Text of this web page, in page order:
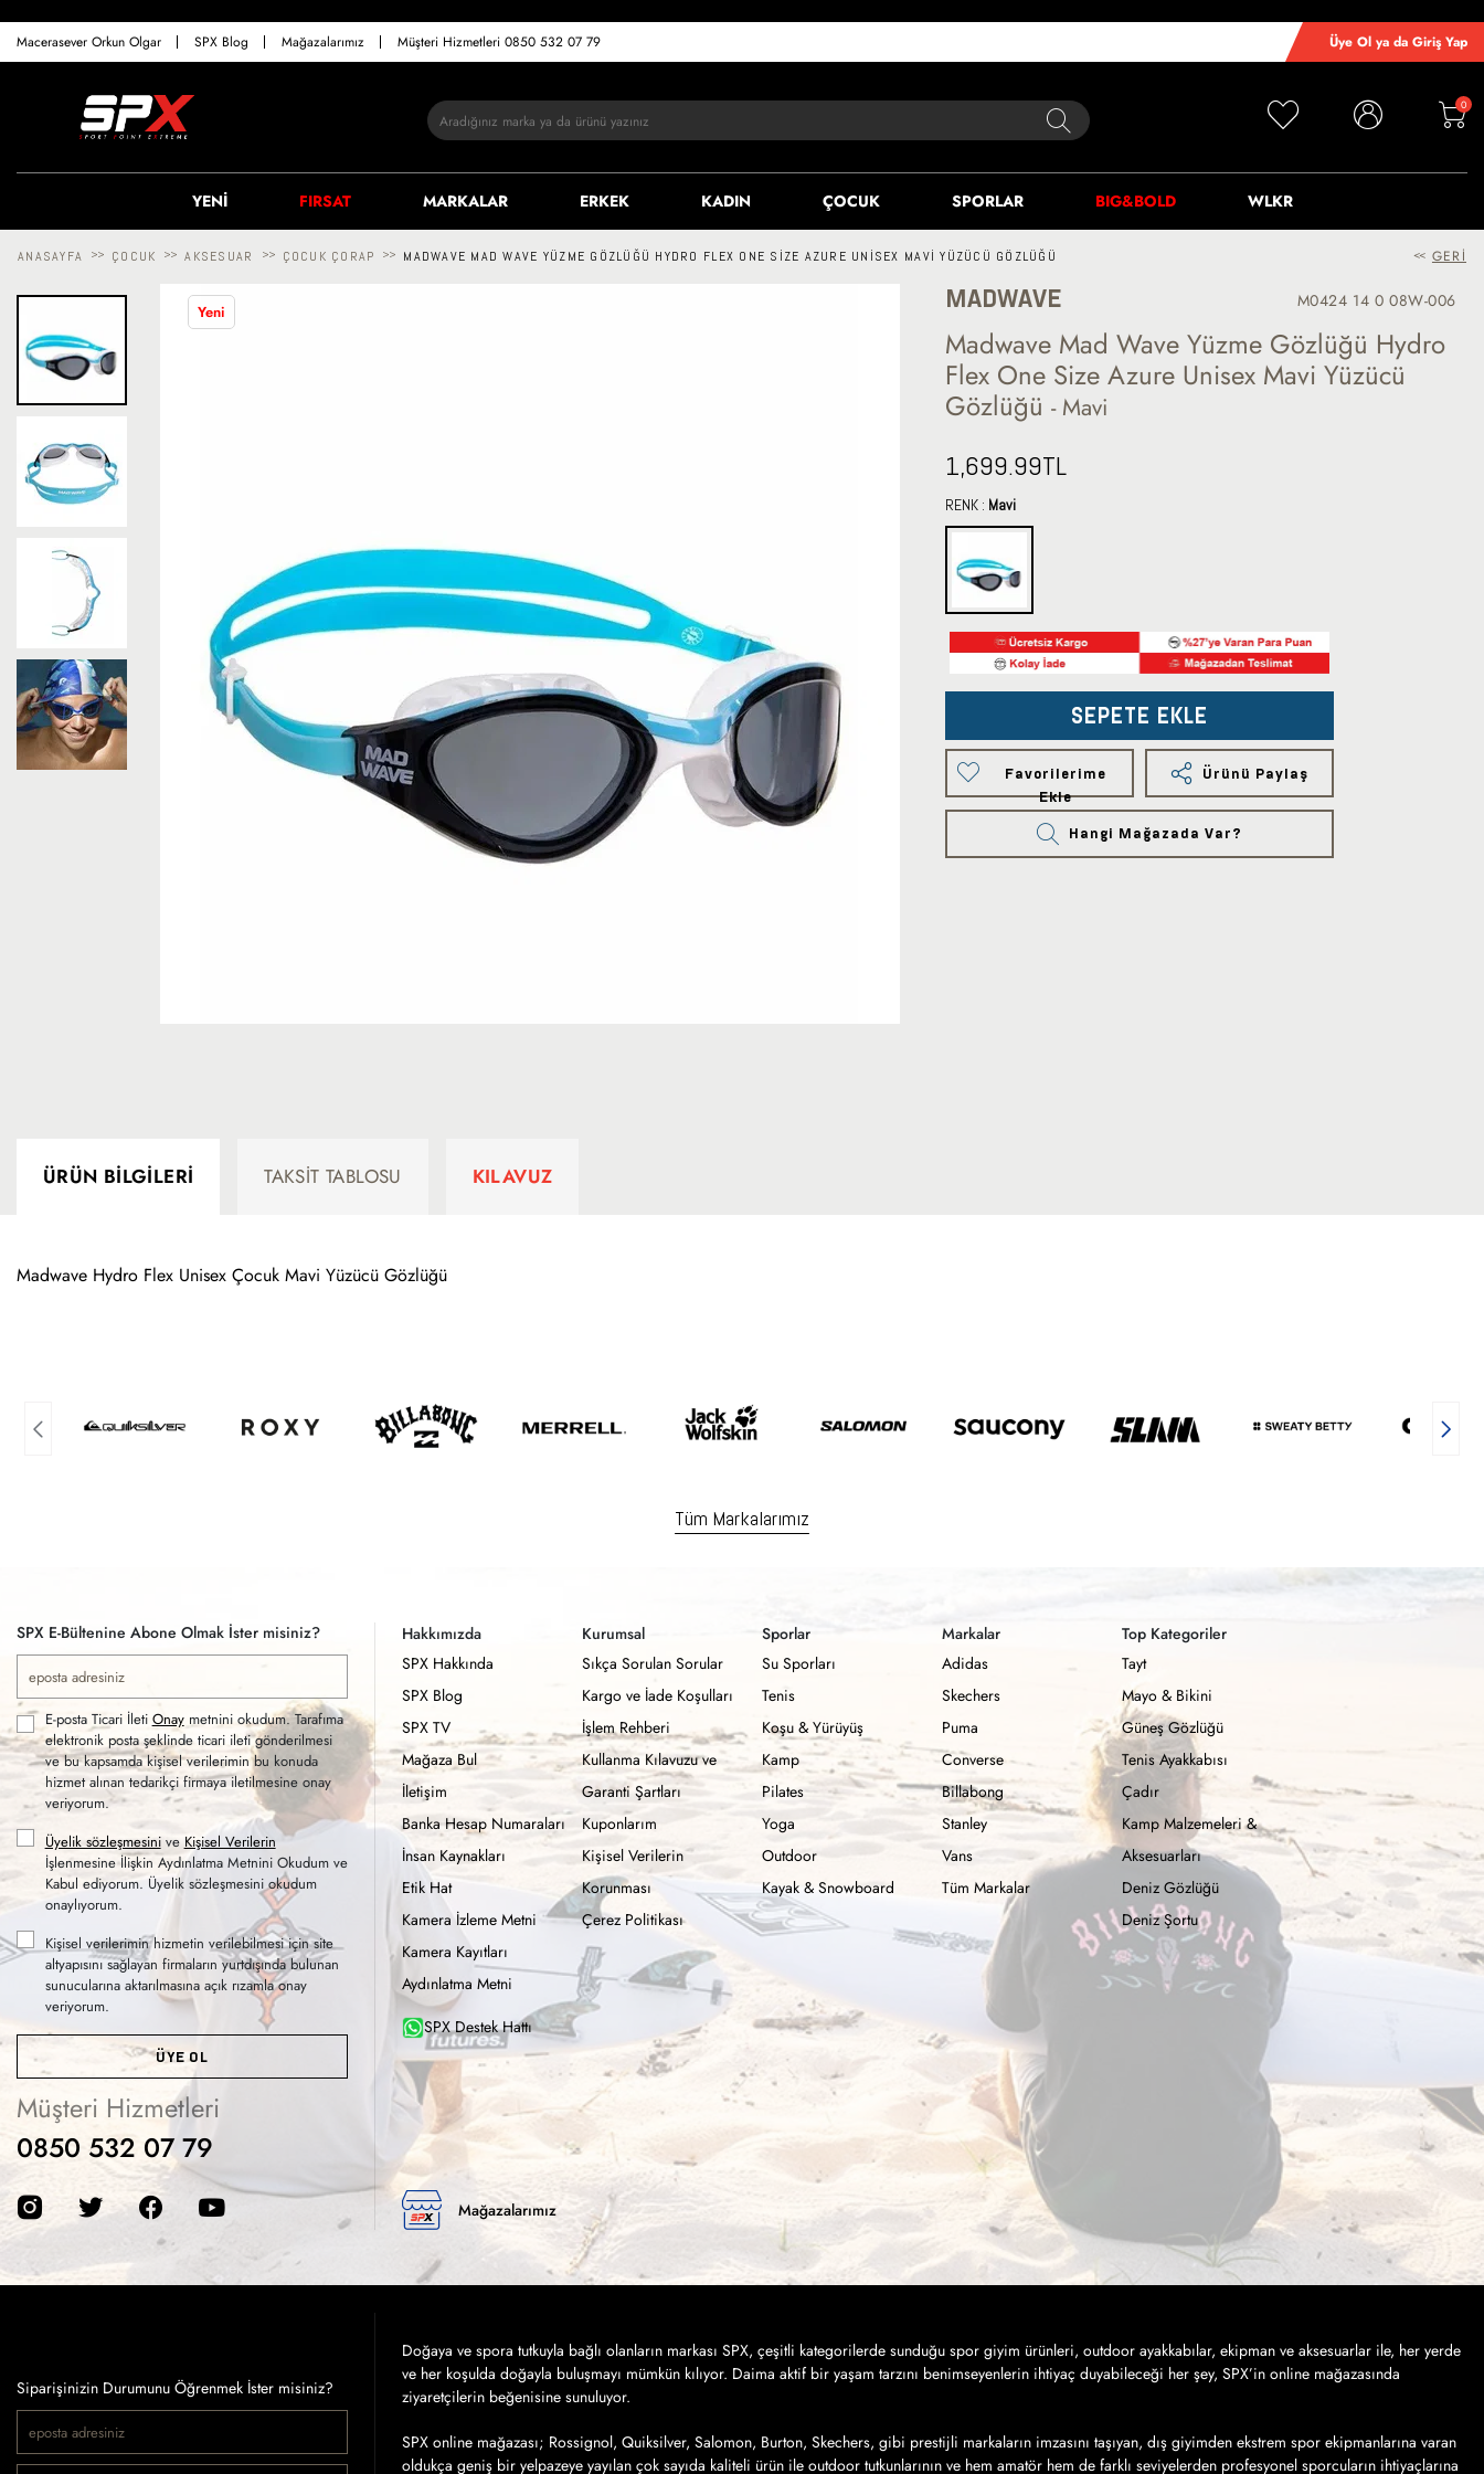
Macerasever Orkun Olgar SPX Blog Mağazalarımız Müşteri Hizmetleri 0850 532 07 79 Üye Ol ya da Giriş Yap
0
YENİ FIRSAT MARKALAR ERKEK KADIN ÇOCUK SPORLAR BIG&BOLD WLKR
ANASAYFA >> ÇOCUK >> AKSESUAR >> ÇOCUK ÇORAP >> MADWAVE MAD WAVE YÜZME GÖZLÜĞÜ HYDRO FLEX ONE SIZE AZURE UNISEX MAVI YÜZÜCÜ GÖZLÜĞÜ << GERI
Yeni MADWAVE M0424 14 0 08W-006
Madwave Mad Wave Yüzme Gözlüğü Hydro
Flex One Size Azure Unisex Mavi Yüzücü
Gözlüğü - Mavi
1,699.99TL
RENK : Mavi
SEPETE EKLE
Favorilerime
Ekle
Ürünü Paylaş
Hangi Mağazada Var?
ÜRÜN BILGILERI TAKSIT TABLOSU KILAVUZ
Madwave Hydro Flex Unisex Çocuk Mavi Yüzücü Gözlüğü
Tüm Markalarımız
SPX E-Bültenine Abone Olmak İster misiniz?
E-posta Ticari İleti Onaymetnini okudum. Tarafıma
elektronik posta şeklinde ticari ileti gönderilmesi
ve bu kapsamda kişisel verilerimin bu konuda
hizmet alınan tedarikçi firmaya iletilmesine onay
veriyorum.
Üyelik sözleşmesinive Kişisel Verilerin
İşlenmesine İlişkin Aydınlatma Metnini Okudum ve
Kabul ediyorum. Üyelik sözleşmesini okudum
onaylıyorum.
Kişisel verilerimin hizmetin verilebilmesi için site
altyapısını sağlayan firmaların yurtdışında bulunan
sunucularına aktarılmasına açık rızamla onay
veriyorum.
ÜYE OL
Müşteri Hizmetleri
0850 532 07 79
Hakkımızda
SPX Hakkında
SPX Blog
SPX TV
Mağaza Bul
İletişim
Banka Hesap Numaraları
İnsan Kaynakları
Etik Hat
Kamera İzleme Metni
Kamera Kayıtları
Aydınlatma Metni
Kurumsal
Sıkça Sorulan Sorular
Kargo ve İade Koşulları
İşlem Rehberi
Kullanma Kılavuzu ve
Garanti Şartları
Kuponlarım
Kişisel Verilerin
Korunması
Çerez Politikası
Sporlar
Su Sporları
Tenis
Koşu & Yürüyüş
Kamp
Pilates
Yoga
Outdoor
Kayak & Snowboard
Markalar
Adidas
Skechers
Puma
Converse
Billabong
Stanley
Vans
Tüm Markalar
Top Kategoriler
Tayt
Mayo & Bikini
Güneş Gözlüğü
Tenis Ayakkabısı
Çadır
Kamp Malzemeleri &
Aksesuarları
Deniz Gözlüğü
Deniz Şortu
SPX Destek Hattı
Mağazalarımız
Siparişinizin Durumunu Öğrenmek İster misiniz?
Doğaya ve spora tutkuyla bağlı olanların markası SPX, çeşitli kategorilerde sunduğu spor giyim ürünleri, outdoor ayakkabılar, ekipman ve aksesuarlar ile, her yerde
ve her koşulda doğayla buluşmayı mümkün kılıyor. Daima aktif bir yaşam tarzını benimseyenlerin ihtiyaç duyabileceği her şey, SPX’in online mağazasında
ziyaretçilerin beğenisine sunuluyor.
SPX online mağazası; Rossignol, Quiksilver, Salomon, Burton, Skechers, gibi prestijli markaların imzasını taşıyan, dış giyimden ekstrem spor ekipmanlarına varan
oldukça geniş bir yelpazeye yayılan çok sayıda kaliteli ürün ile outdoor tutkunlarının ve hem amatör hem de farklı seviyelerden profesyonel sporcuların ihtiyaçlarına